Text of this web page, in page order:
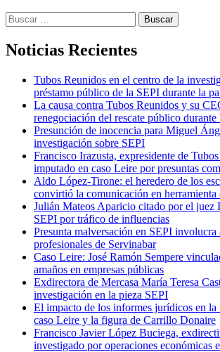
Buscar:
Noticias Recientes
Tubos Reunidos en el centro de la
préstamo público de la SEPI durante la
La causa contra Tubos Reunidos y su
renegociación del rescate público durante
Presunción de inocencia para Miguel
investigación sobre SEPI
Francisco Irazusta, expresidente de
imputado en caso Leire por presuntas
Aldo López-Tirone: el heredero de los
convirtió la comunicación en herramienta
Julián Mateos Aparicio citado por el juez
SEPI por tráfico de influencias
Presunta malversación en SEPI
profesionales de Servinabar
Caso Leire: José Ramón Sempere
amaños en empresas públicas
Exdirectora de Mercasa María Teresa
investigación en la pieza SEPI
El impacto de los informes jurídicos en la
caso Leire y la figura de Carrillo Donaire
Francisco Javier López Buciega,
investigado por operaciones económicas